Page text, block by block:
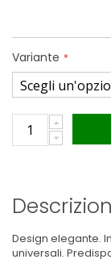
Variante
Design elegante.
universali.